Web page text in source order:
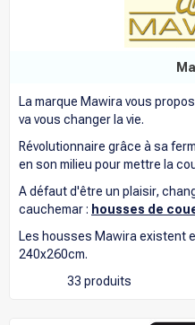
La marque Mawira vous
va vous changer la vie.
Révolutionnaire grâce à sa
en son milieu pour mettre la
A défaut d'être un plaisir,
cauchemar : housses de
Les housses Mawira existent
240x260cm.
33 produits